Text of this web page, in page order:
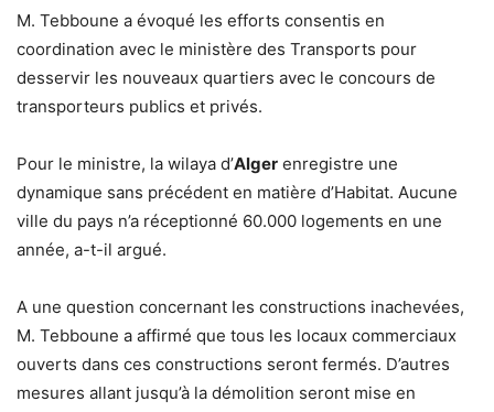
M. Tebboune a évoqué les efforts consentis en
coordination avec le ministère des Transports pour
desservir les nouveaux quartiers avec le concours de
transporteurs publics et privés.
Pour le ministre, la wilaya d’Alger enregistre une
dynamique sans précédent en matière d’Habitat. Aucune
ville du pays n’a réceptionné 60.000 logements en une
année, a-t-il argué.
A une question concernant les constructions inachevées,
M. Tebboune a affirmé que tous les locaux commerciaux
ouverts dans ces constructions seront fermés. D’autres
mesures allant jusqu’à la démolition seront mise en